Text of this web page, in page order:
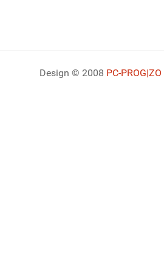
Design © 2008 PC-PROG|ZO